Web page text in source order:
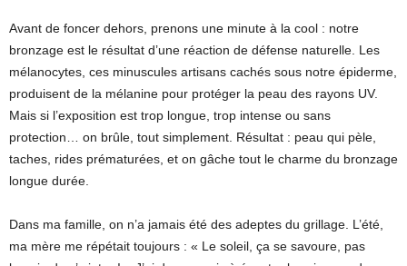
Avant de foncer dehors, prenons une minute à la cool : notre
bronzage est le résultat d’une réaction de défense naturelle. Les
mélanocytes, ces minuscules artisans cachés sous notre épiderme,
produisent de la mélanine pour protéger la peau des rayons UV.
Mais si l’exposition est trop longue, trop intense ou sans
protection… on brûle, tout simplement. Résultat : peau qui pèle,
taches, rides prématurées, et on gâche tout le charme du bronzage
longue durée.
Dans ma famille, on n’a jamais été des adeptes du grillage. L’été,
ma mère me répétait toujours : « Le soleil, ça se savoure, pas